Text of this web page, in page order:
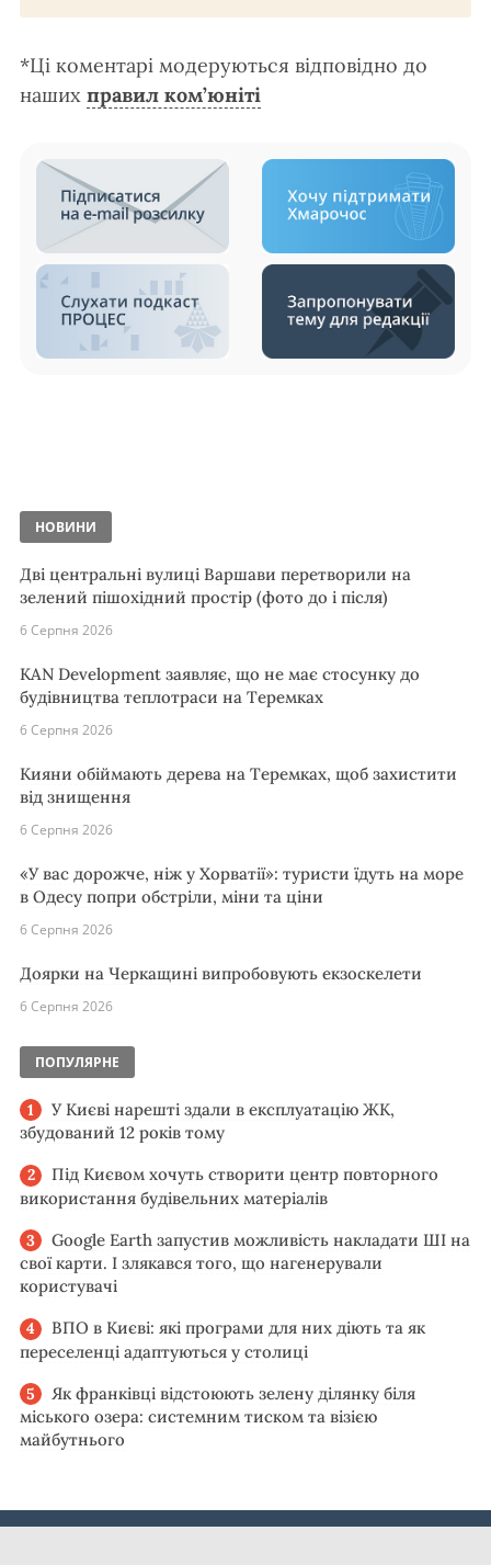
*Ці коментарі модеруються відповідно до
наших правил ком’юніті
НОВИНИ
Дві центральні вулиці Варшави перетворили на
зелений пішохідний простір (фото до і після)
6 Серпня 2026
KAN Development заявляє, що не має стосунку до
будівництва теплотраси на Теремках
6 Серпня 2026
Кияни обіймають дерева на Теремках, щоб захистити
від знищення
6 Серпня 2026
«У вас дорожче, ніж у Хорватії»: туристи їдуть на море
в Одесу попри обстріли, міни та ціни
6 Серпня 2026
Доярки на Черкащині випробовують екзоскелети
6 Серпня 2026
ПОПУЛЯРНЕ
У Києві нарешті здали в експлуатацію ЖК,
збудований 12 років тому
Під Києвом хочуть створити центр повторного
використання будівельних матеріалів
Google Earth запустив можливість накладати ШІ на
свої карти. І злякався того, що нагенерували
користувачі
ВПО в Києві: які програми для них діють та як
переселенці адаптуються у столиці
Як франківці відстоюють зелену ділянку біля
міського озера: системним тиском та візією
майбутнього